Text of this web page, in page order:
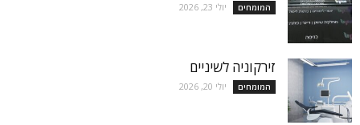
המומחים יולי 23, 2026
זירקוניה לשיניים
המומחים יולי 20, 2026